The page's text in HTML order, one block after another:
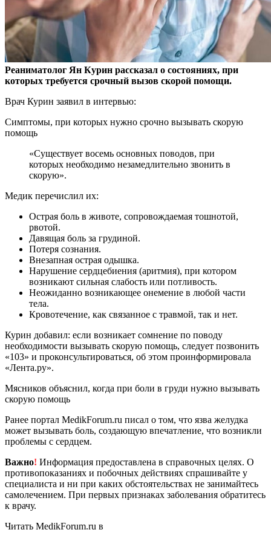
Реаниматолог Ян Курин рассказал о состояниях, при
которых требуется срочный вызов скорой помощи.
Врач Курин заявил в интервью:
Симптомы, при которых нужно срочно вызывать скорую
помощь
«Существует восемь основных поводов, при
которых необходимо незамедлительно звонить в
скорую».
Медик перечислил их:
Острая боль в животе, сопровождаемая тошнотой,
рвотой.
Давящая боль за грудиной.
Потеря сознания.
Внезапная острая одышка.
Нарушение сердцебиения (аритмия), при котором
возникают сильная слабость или потливость.
Неожиданно возникающее онемение в любой части
тела.
Кровотечение, как связанное с травмой, так и нет.
Курин добавил: если возникает сомнение по поводу
необходимости вызывать скорую помощь, следует позвонить
«103» и проконсультироваться, об этом проинформировала
«Лента.ру».
Мясников объяснил, когда при боли в груди нужно вызывать
скорую помощь
Ранее портал MedikForum.ru писал о том, что язва желудка
может вызывать боль, создающую впечатление, что возникли
проблемы с сердцем.
Важно! Информация предоставлена в справочных целях. О
противопоказаниях и побочных действиях спрашивайте у
специалиста и ни при каких обстоятельствах не занимайтесь
самолечением. При первых признаках заболевания обратитесь
к врачу.
Читать MedikForum.ru в